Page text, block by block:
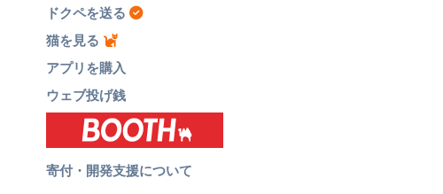
ドクペを送る
猫を見る
アプリを購入
ウェブ投げ銭
寄付・開発支援について